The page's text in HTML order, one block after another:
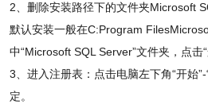
2、删除安装路径下的文件夹Microsoft
默认安装一般在C:Program
中“Microsoft SQL Server”文件夹，点击“
3、进入注册表：点击电脑左下角“开始”-
定。